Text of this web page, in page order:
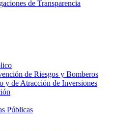
de Transparencia
de Riesgos y Bomberos
y de Atracción de Inversiones
Públicas